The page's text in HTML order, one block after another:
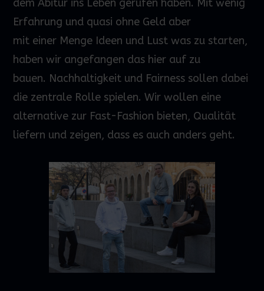
dem Abitur ins Leben gerufen haben. Mit wenig
Erfahrung und quasi ohne Geld aber
mit einer Menge Ideen und Lust was zu starten,
haben wir angefangen das hier auf zu
bauen. Nachhaltigkeit und Fairness sollen dabei
die zentrale Rolle spielen. Wir wollen eine
alternative zur Fast-Fashion bieten, Qualität
liefern und zeigen, dass es auch anders geht.